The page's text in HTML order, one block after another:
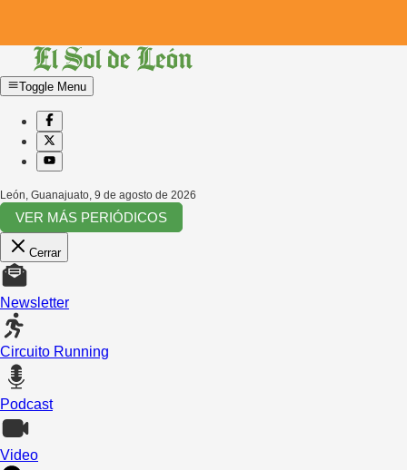
Toggle Menu
León, Guanajuato, 9 de agosto de 2026
VER MÁS PERIÓDICOS
Cerrar
Newsletter
Circuito Running
Podcast
Video